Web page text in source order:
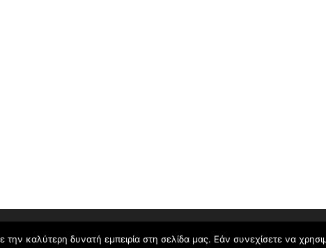
καλύτερη δυνατή εμπειρία στη σελίδα μας. Εάν συνεχίσετε να